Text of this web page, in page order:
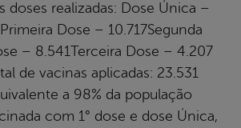
doses realizadas: Dose Única –
Dose – 10.717Segunda
– 8.541Terceira Dose – 4.207
de vacinas aplicadas: 23.531
a 98% da população
com 1° dose e dose Única,